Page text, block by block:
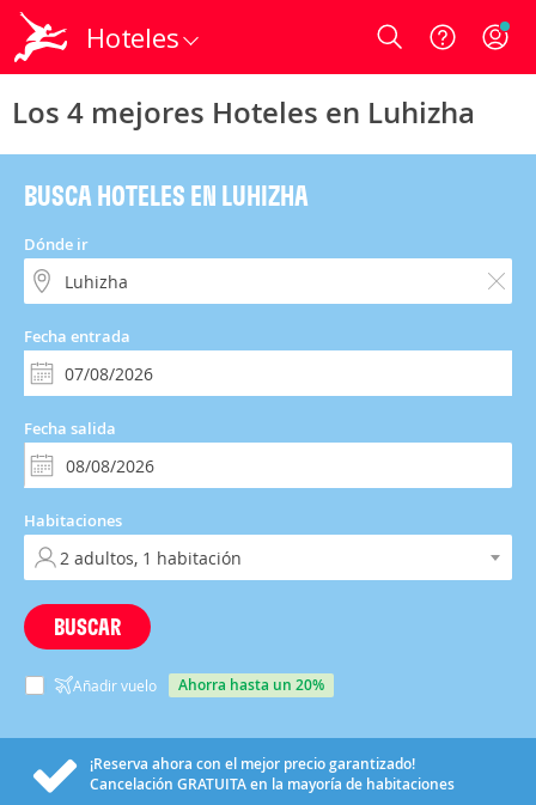
Hoteles Login
Los 4 mejores Hoteles en Luhizha
BUSCA HOTELES EN LUHIZHA
Dónde ir
Fecha entrada
Fecha salida
Habitaciones
BUSCAR
Añadir vuelo ahorra hasta un 20%
¡Reserva ahora con el mejor precio garantizado!
Cancelación GRATUITAen la mayoría de habitaciones